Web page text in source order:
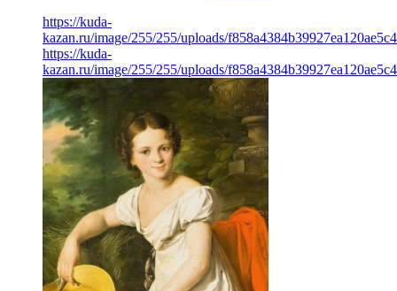
https://kuda-
kazan.ru/image/255/255/uploads/
https://kuda-
kazan.ru/image/255/255/uploads/